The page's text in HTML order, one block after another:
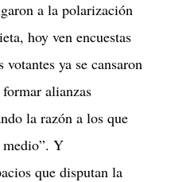
a la polarización
hoy ven encuestas
votantes ya se cansaron
alianzas
la razón a los que
medio”. Y
que disputan la